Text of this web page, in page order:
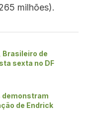
milhões).
Brasileiro de
sexta no DF
demonstram
de Endrick